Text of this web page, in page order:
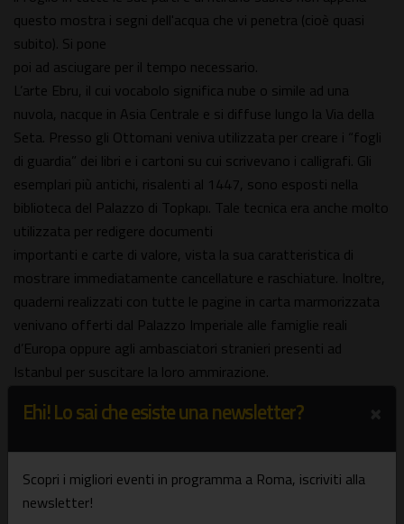
questo mostra i segni dell'acqua che vi penetra (cioè quasi
subito). Si pone
poi ad asciugare per il tempo necessario.
L’arte Ebru, il cui vocabolo significa nube o simile ad una
nuvola, nacque in Asia Centrale e si diffuse lungo la Via della
Seta. Presso gli Ottomani veniva utilizzata per creare i “fogli
di guardia” dei libri e i cartoni su cui scrivevano i calligrafi. Gli
esemplari più antichi, risalenti al 1447, sono esposti nella
biblioteca del Palazzo di Topkapı. Tale tecnica era anche molto
utilizzata per redigere documenti
importanti e carte di valore, vista la sua caratteristica di
mostrare immediatamente cancellature e raschiature. Inoltre,
quaderni realizzati con tutte le pagine in carta marmorizzata
venivano offerti dal Palazzo Imperiale alle famiglie reali
d’Europa oppure agli ambasciatori stranieri presenti ad
Istanbul per suscitare la loro ammirazione.
Informazioni, orari e prezzi
dal lunedì al venerdì 9.00 - 17.00
Ehi! Lo sai che esiste una newsletter?
Scopri i migliori eventi in programma a Roma, iscriviti alla
newsletter!